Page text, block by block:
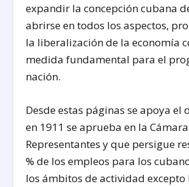
expandir la concepción cubana
abrirse en todos los aspectos,
la liberalización de la economía
medida fundamental para el
nación.
Desde estas páginas se apoya el
en 1911 se aprueba en la
Representantes y que persigue
% de los empleos para los
los ámbitos de actividad excepto